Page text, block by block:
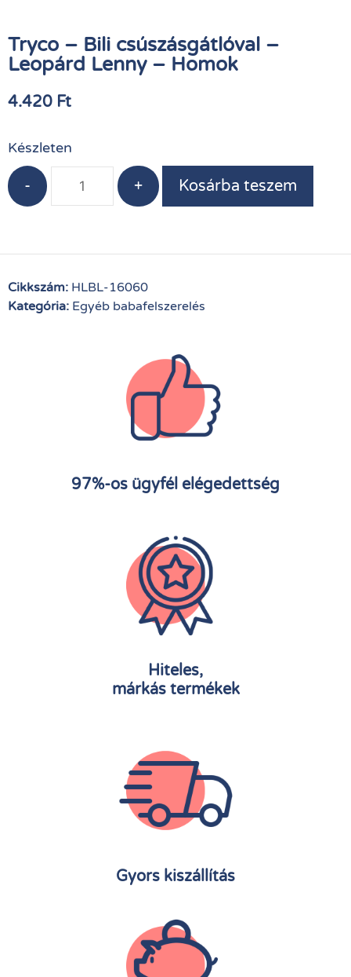
Tryco – Bili csúszásgátlóval –
Leopárd Lenny – Homok
4.420 Ft
Készleten
- + Kosárba teszem
Cikkszám: HLBL-16060
Kategória: Egyéb babafelszerelés
97%-os ügyfél elégedettség
Hiteles,
márkás termékek
Gyors kiszállítás